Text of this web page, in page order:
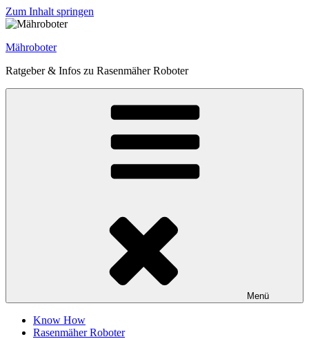
Zum Inhalt springen
Mähroboter
Ratgeber & Infos zu Rasenmäher Roboter
Menü
Know How
Rasenmäher Roboter